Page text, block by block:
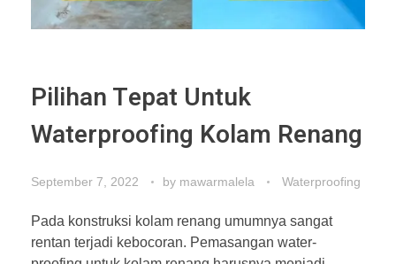
Pilihan Tepat Untuk
Waterproofing Kolam Renang
September 7, 2022 by mawarmalela Waterproofing
Pada konstruksi kolam renang umumnya sangat
rentan terjadi kebocoran. Pemasangan water-